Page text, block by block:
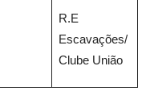
R.E
Escavações/
Clube União